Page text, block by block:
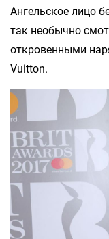
Ангельское лицо
так необычно
откровенными
Vuitton.